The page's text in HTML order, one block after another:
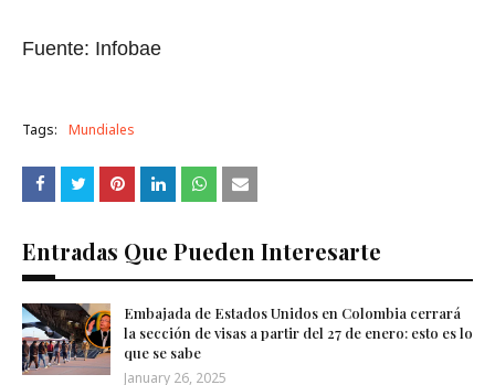
Fuente: Infobae
Tags: Mundiales
Entradas Que Pueden Interesarte
Embajada de Estados Unidos en Colombia cerrará
la sección de visas a partir del 27 de enero: esto es lo
que se sabe
January 26, 2025